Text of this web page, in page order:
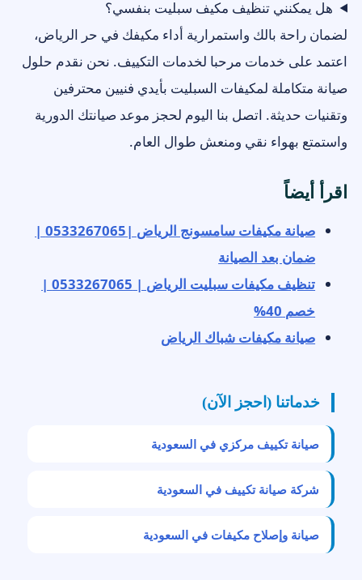
هل يمكنني تنظيف مكيف سبليت بنفسي؟
لضمان راحة بالك واستمرارية أداء مكيفك في حر الرياض،
اعتمد على خدمات مرحبا لخدمات التكييف. نحن نقدم حلول
صيانة متكاملة لمكيفات السبليت بأيدي فنيين محترفين
وتقنيات حديثة. اتصل بنا اليوم لحجز موعد صيانتك الدورية
واستمتع بهواء نقي ومنعش طوال العام.
اقرأ أيضاً
صيانة مكيفات سامسونج الرياض |0533267065 |
ضمان بعد الصيانة
تنظيف مكيفات سبليت الرياض | 0533267065 |
خصم 40%
صيانة مكيفات شباك الرياض
خدماتنا (احجز الآن)
صيانة تكييف مركزي في السعودية
شركة صيانة تكييف في السعودية
صيانة وإصلاح مكيفات في السعودية